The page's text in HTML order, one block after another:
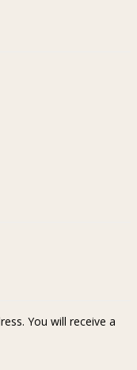
You will receive a